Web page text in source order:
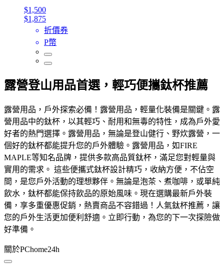
$1,500
$1,875
折價券
P幣
露營登山用品首選，輕巧便攜鈦杯推薦
露營用品，戶外探索必備！露營用品，輕量化裝備是關鍵。露
營用品中的鈦杯，以其輕巧、耐用和無毒的特性，成為戶外愛
好者的熱門選擇。露營用品，無論是登山健行、野炊露營，一
個好的鈦杯都能提升您的戶外體驗。露營用品，如FIRE
MAPLE等知名品牌，提供多款高品質鈦杯，滿足您對輕量與
實用的需求。 這些便攜式鈦杯設計精巧，收納方便，不佔空
間，是您戶外活動的理想夥伴。無論是泡茶、煮咖啡，或單純
飲水，鈦杯都能保持飲品的原始風味。現在選購最新戶外裝
備，享多重優惠促銷，熱賣商品不容錯過！人氣鈦杯推薦，讓
您的戶外生活更加便利舒適。立即行動，為您的下一次探險做
好準備。
關於PChome24h